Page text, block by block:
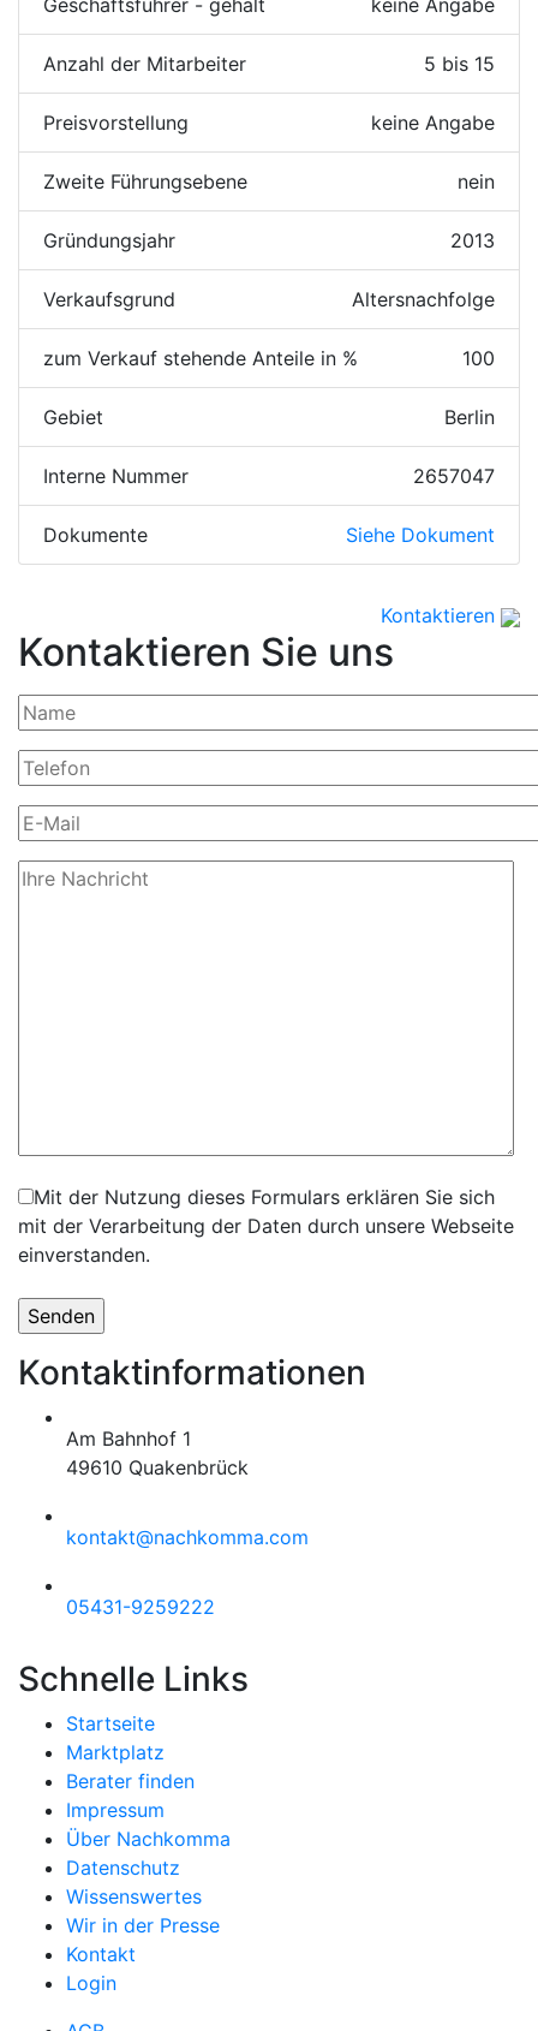
Anzahl der Mitarbeiter 5 bis 15
Preisvorstellung keine Angabe
Zweite Führungsebene nein
Gründungsjahr 2013
Verkaufsgrund Altersnachfolge
zum Verkauf stehende Anteile in % 100
Gebiet Berlin
Interne Nummer 2657047
Dokumente Siehe Dokument
Kontaktieren
Kontaktieren Sie uns
Mit der Nutzung dieses Formulars erklären Sie sich
mit der Verarbeitung der Daten durch unsere Webseite
einverstanden.
Kontaktinformationen
Am Bahnhof 1
49610 Quakenbrück
kontakt@nachkomma.com
05431-9259222
Schnelle Links
Startseite
Marktplatz
Berater finden
Impressum
Über Nachkomma
Datenschutz
Wissenswertes
Wir in der Presse
Kontakt
Login